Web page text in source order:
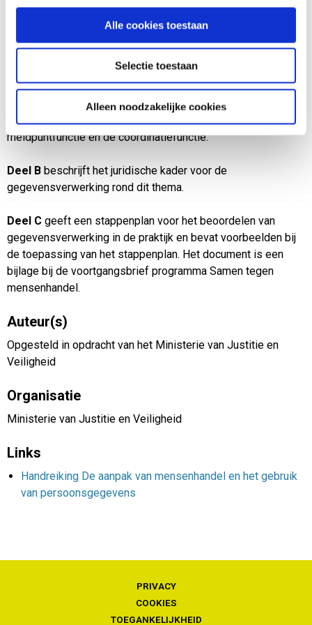
Alle cookies toestaan
Selectie toestaan
Alleen noodzakelijke cookies
Beschrijving
persoonsgegevens bij de aanpak van mensenhandel door
organisaties. Het document bestaat uit drie delen.
bevat een uitleg over algemene begrippen en
uitgangspunten rondom mensenhandel dossiers, de
meldpuntfunctie en de coördinatiefunctie.
Deel B beschrijft het juridische kader voor de
gegevensverwerking rond dit thema.
Deel C geeft een stappenplan voor het beoordelen van
gegevensverwerking in de praktijk en bevat voorbeelden bij
de toepassing van het stappenplan. Het document is een
bijlage bij de voortgangsbrief programma Samen tegen
mensenhandel.
Auteur(s)
Opgesteld in opdracht van het Ministerie van Justitie en
Veiligheid
Organisatie
Ministerie van Justitie en Veiligheid
Links
Handreiking De aanpak van mensenhandel en het gebruik
van persoonsgegevens
PRIVACY
COOKIES
TOEGANKELIJKHEID